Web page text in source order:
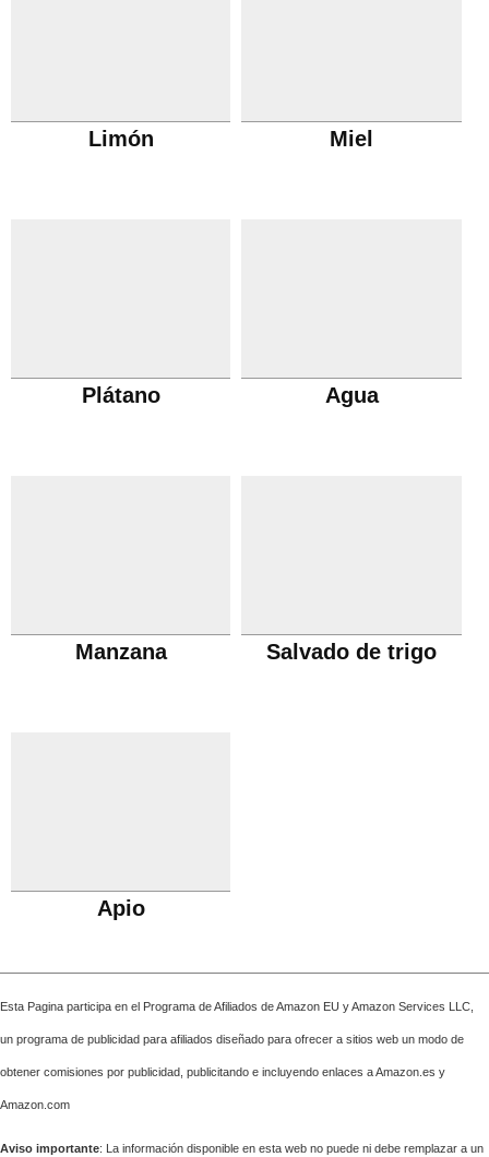
Limón Miel
Plátano Agua
Manzana Salvado de trigo
Apio
Esta Pagina participa en el Programa de Afiliados de Amazon EU y Amazon Services LLC,
un programa de publicidad para afiliados diseñado para ofrecer a sitios web un modo de
obtener comisiones por publicidad, publicitando e incluyendo enlaces a Amazon.es y
Amazon.com
Aviso importante: La información disponible en esta web no puede ni debe remplazar a un